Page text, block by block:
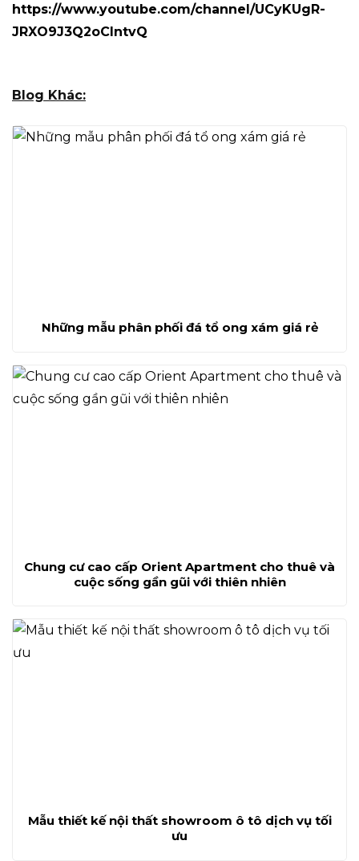
https://www.youtube.com/channel/UCyKUgR-
JRXO9J3Q2oCIntvQ
Blog Khác:
Những mẫu phân phối đá tổ ong xám giá rẻ
Chung cư cao cấp Orient Apartment cho thuê và
cuộc sống gần gũi với thiên nhiên
Mẫu thiết kế nội thất showroom ô tô dịch vụ tối
ưu